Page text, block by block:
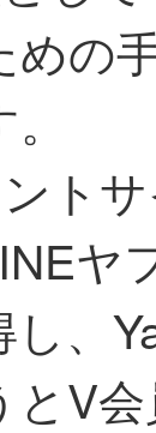
めの
ト
ヤ
し、
とV